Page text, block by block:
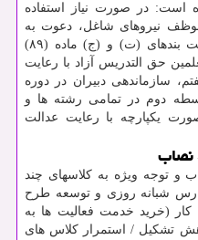
در صورت نیاز استفاده
نیروهای شاغل، دعوت به
همکاری نیروهای بازنشسته با رعایت بندهای (ت) و (ج) ماده (۸۹)
حق التدریس آزاد با رعایت
برنامه هفتم، سازماندهی دبیران در دوره
دوم در تمامی رشته ها و
یکپارچه با رعایت عدالت
نصاب
و توجه ویژه به کلاسهای چند
شبانه روزی و توسعه طرح
(خرید خدمت فعالیت ها به
تشکیل / استمرار کلاس های